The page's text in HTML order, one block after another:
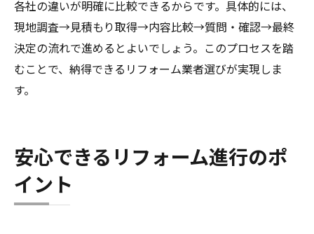
各社の違いが明確に比較できるからです。具体的には、
現地調査→見積もり取得→内容比較→質問・確認→最終
決定の流れで進めるとよいでしょう。このプロセスを踏
むことで、納得できるリフォーム業者選びが実現しま
す。
安心できるリフォーム進行のポ
イント